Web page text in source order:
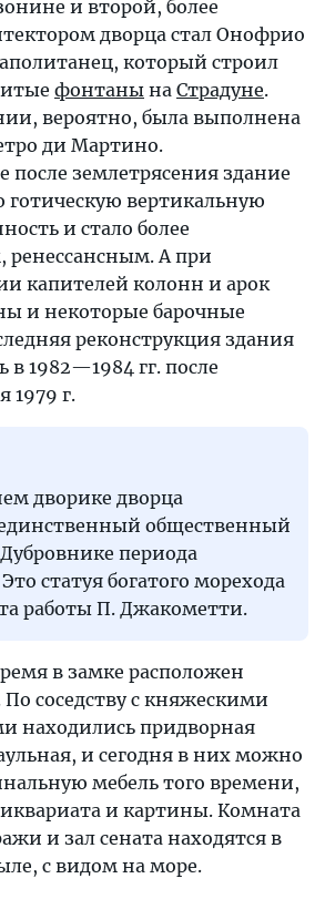
и второй, более
дворца стал Онофрио
который строил
фонтаны на Страдуне.
вероятно, была выполнена
ди Мартино.
после землетрясения здание
готическую вертикальную
и стало более
А при
капителей колонн и арок
и некоторые барочные
реконструкция здания
в 1982—1984 гг. после
1979 г.
дворике дворца
общественный
периода
статуя богатого морехода
работы П. Джакометти.
в замке расположен
соседству с княжескими
находились придворная
и сегодня в них можно
мебель того времени,
и картины. Комната
и зал сената находятся в
с видом на море.